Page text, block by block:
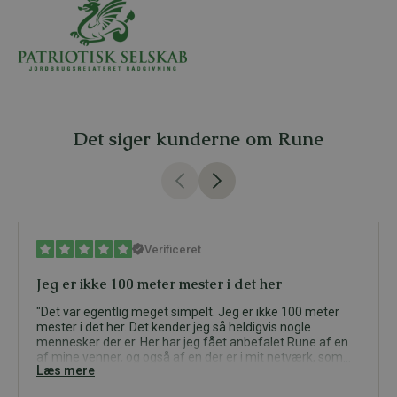
Det siger kunderne om Rune
Verificeret
Jeg er ikke 100 meter mester i det her
Det var egentlig meget simpelt. Jeg er ikke 100 meter
mester i det her. Det kender jeg så heldigvis nogle
mennesker der er. Her har jeg fået anbefalet Rune af en
af mine venner, og også af en der er i mit netværk, som
har haft Rune til at hjælpe ham tidligere, og talte godt om
Læs mere